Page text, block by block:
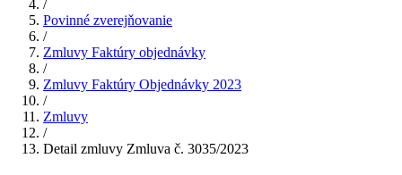
/
Povinné zverejňovanie
/
Zmluvy Faktúry objednávky
/
Zmluvy Faktúry Objednávky 2023
/
Zmluvy
/
Detail zmluvy Zmluva č. 3035/2023